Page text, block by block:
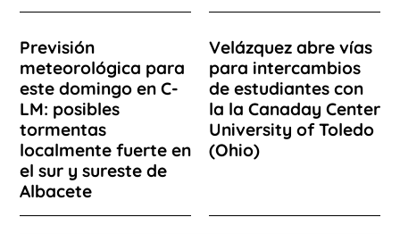
Previsión
meteorológica para
este domingo en C-
LM: posibles
tormentas
localmente fuerte en
el sur y sureste de
Albacete
Velázquez abre vías
para intercambios
de estudiantes con
la la Canaday Center
University of Toledo
(Ohio)